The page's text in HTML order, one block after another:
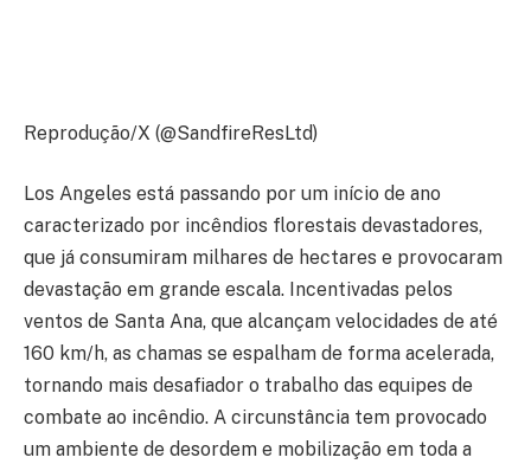
Reprodução/X (@SandfireResLtd)
Los Angeles está passando por um início de ano
caracterizado por incêndios florestais devastadores,
que já consumiram milhares de hectares e provocaram
devastação em grande escala. Incentivadas pelos
ventos de Santa Ana, que alcançam velocidades de até
160 km/h, as chamas se espalham de forma acelerada,
tornando mais desafiador o trabalho das equipes de
combate ao incêndio. A circunstância tem provocado
um ambiente de desordem e mobilização em toda a